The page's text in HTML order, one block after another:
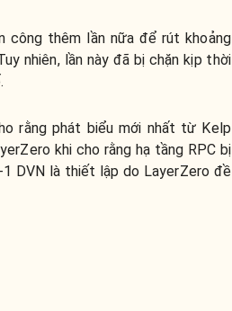
công thêm lần nữa để rút khoảng
nhiên, lần này đã bị chặn kịp thời
rằng phát biểu mới nhất từ Kelp
khi cho rằng hạ tầng RPC bị
1 DVN là thiết lập do LayerZero đề